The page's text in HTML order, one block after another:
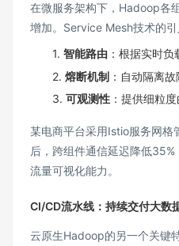
在微服务架构下，Hadoop各
增加。Service Mesh技术的引
1. 智能路由 ：根据实时
2. 熔断机制 ：自动隔离
3. 可观测性 ：提供细粒
某电商平台采用Istio服务网
后，跨组件通信延迟降低
流量可视化能力。
CI/CD流水线：持续交付大数
云原生Hadoop的另一个关键